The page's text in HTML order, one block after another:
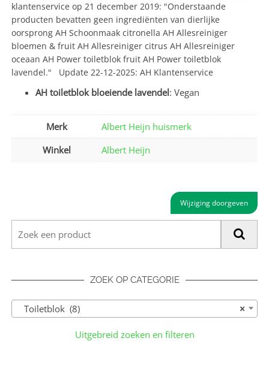
klantenservice op 21 december 2019: "Onderstaande
producten bevatten geen ingrediënten van dierlijke
oorsprong AH Schoonmaak citronella AH Allesreiniger
bloemen & fruit AH Allesreiniger citrus AH Allesreiniger
oceaan AH Power toiletblok fruit AH Power toiletblok
lavendel." Update 22-12-2025: AH Klantenservice
AH toiletblok bloeiende lavendel: Vegan
Merk
Albert Heijn huismerk
Winkel
Albert Heijn
Wijziging doorgeven
ZOEK OP CATEGORIE
×
Toiletblok (8)
Uitgebreid zoeken en filteren